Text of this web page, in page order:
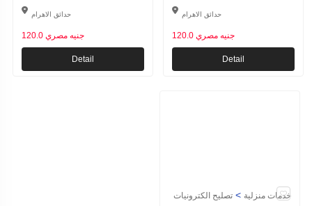
حدائق الاهرام
120.0 جنيه مصري
Detail
حدائق الاهرام
120.0 جنيه مصري
Detail
خدمات منزلية > تصليح الكترونيات